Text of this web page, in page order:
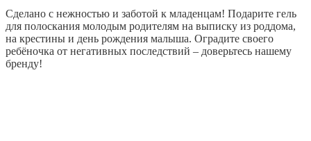
Сделано с нежностью и заботой к младенцам! Подарите гель
для полоскания молодым родителям на выписку из роддома,
на крестины и день рождения малыша. Оградите своего
ребёночка от негативных последствий – доверьтесь нашему
бренду!